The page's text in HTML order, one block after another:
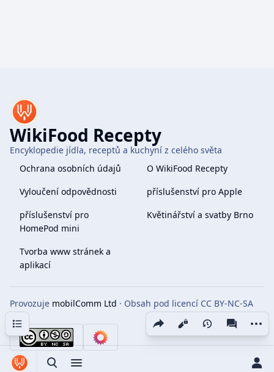
Toggle search
Toggle menu Toggle
Share this page
Zobrazení
Obsah
WikiFood Recepty
Encyklopedie jídla, receptů a kuchyní z celého světa
Ochrana osobních údajů
O WikiFood Recepty
Vyloučení odpovědnosti
příslušenství pro Apple
příslušenství pro
HomePod mini
Květinářství a svatby Brno
Tvorba www stránek a
aplikací
Provozuje mobilComm Ltd · Obsah pod licencí CC BY-NC-SA
4.0